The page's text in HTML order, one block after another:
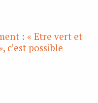
: « Etre vert et
c’est possible